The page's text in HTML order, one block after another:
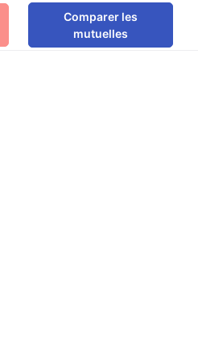
Comparer les
mutuelles
les mutuelles